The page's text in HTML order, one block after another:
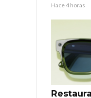
Hace 4 horas